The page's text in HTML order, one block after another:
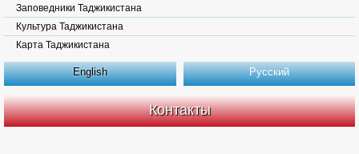
Заповедники Таджикистана
Культура Таджикистана
Карта Таджикистана
English Русский
Контакты